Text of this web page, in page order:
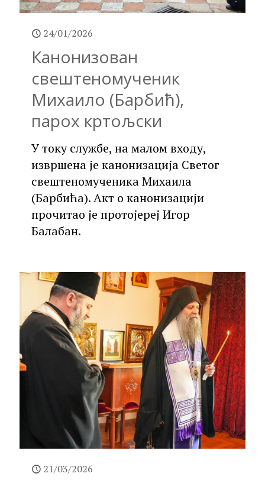
24/01/2026
Канонизован
свештеномученик
Михаило (Барбић),
парох кртољски
У току службе, на малом входу,
извршена је канонизација Светог
свештеномученика Михаила
(Барбића). Акт о канонизацији
прочитао је протојереј Игор
Балабан.
21/03/2026